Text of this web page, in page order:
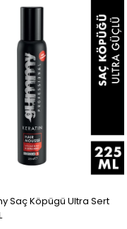
Saç Köpügü Ultra Sert